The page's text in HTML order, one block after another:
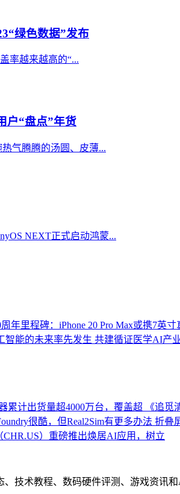
绿色数据”发布
率越来越高的“...
户“盘点”年货
气腾腾的汤圆、皮薄...
NEXT正式启动鸿蒙...
年里程碑：iPhone 20 Pro Max或携7英
智能的未来率先发生 共建循证医学AI产
累计出货量超4000万台，覆盖超 《追觅
很酷，但Real2Sim有更多办法 折叠
CHR.US）重磅推出焕居AI应用，树立
技术教程、数码硬件评测、游戏资讯和